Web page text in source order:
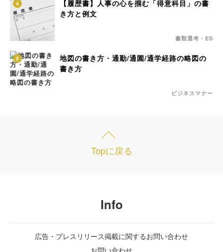
4
【履歴書】人事の心を掴む「得意科目」の書
き方と例文
書類選考・ES
5
地図の書き方・通勤/通園/通学経路の略図の
書き方
ビジネスマナー
Topに戻る
Info
広告・プレスリリース掲載に関するお問い合わせ
お問い合わせ